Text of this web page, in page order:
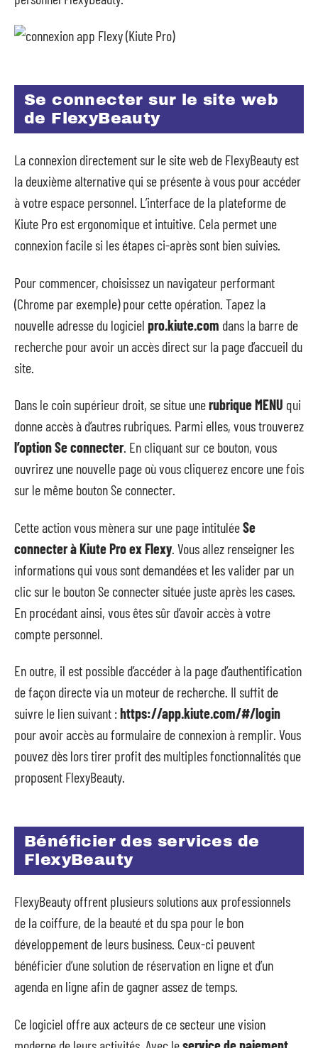
Se connecter sur le site web
de FlexyBeauty
La connexion directement sur le site web de FlexyBeauty est
la deuxième alternative qui se présente à vous pour accéder
à votre espace personnel. L’interface de la plateforme de
Kiute Pro est ergonomique et intuitive. Cela permet une
connexion facile si les étapes ci-après sont bien suivies.
Pour commencer, choisissez un navigateur performant
(Chrome par exemple) pour cette opération. Tapez la
nouvelle adresse du logiciel pro.kiute.com dans la barre de
recherche pour avoir un accès direct sur la page d’accueil du
site.
Dans le coin supérieur droit, se situe unerubrique MENU qui
donne accès à d’autres rubriques. Parmi elles, vous trouverez
l’optionSe connecter. En cliquant sur ce bouton, vous
ouvrirez une nouvelle page où vous cliquerez encore une fois
sur le même bouton Se connecter.
Cette action vous mènera sur une page intituléeSe
connecter à Kiute Pro ex Flexy. Vous allez renseigner les
informations qui vous sont demandées et les valider par un
clic sur le bouton Se connecter située juste après les cases.
En procédant ainsi, vous êtes sûr d’avoir accès à votre
compte personnel.
En outre, il est possible d’accéder à la page d’authentification
de façon directe via un moteur de recherche. Il suffit de
suivre le lien suivant :https://app.kiute.com/#/login
pour avoir accès au formulaire de connexion à remplir. Vous
pouvez dès lors tirer profit des multiples fonctionnalités que
proposent FlexyBeauty.
Bénéficier des services de
FlexyBeauty
FlexyBeauty offrent plusieurs solutions aux professionnels
de la coiffure, de la beauté et du spa pour le bon
développement de leurs business. Ceux-ci peuvent
bénéficier d’une solution de réservation en ligne et d’un
agenda en ligne afin de gagner assez de temps.
Ce logiciel offre aux acteurs de ce secteur une vision